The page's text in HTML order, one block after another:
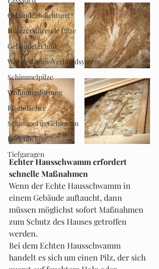
Gebäudeabdichtung
Holzzerstörende Pilze
Gebäudetechnik
Wärmedämm-Verbundsystem
Schimmelpilze
Wohnungslüftung
Flachdächer
Schimmel in Gebäuden
Bodenbeläge
Tiefgaragen
Echter Hausschwamm erfordert
schnelle Maßnahmen
Wenn der Echte Hausschwamm in
einem Gebäude auftaucht, dann
müssen möglichst sofort Maßnahmen
zum Schutz des Hauses getroffen
werden.
Bei dem Echten Hausschwamm
handelt es sich um einen Pilz, der sich